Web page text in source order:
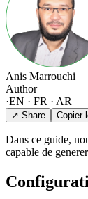
Anis Marrouchi
Author
·EN · FR · AR
↗ Share Copier
Dans ce guide,
capable de